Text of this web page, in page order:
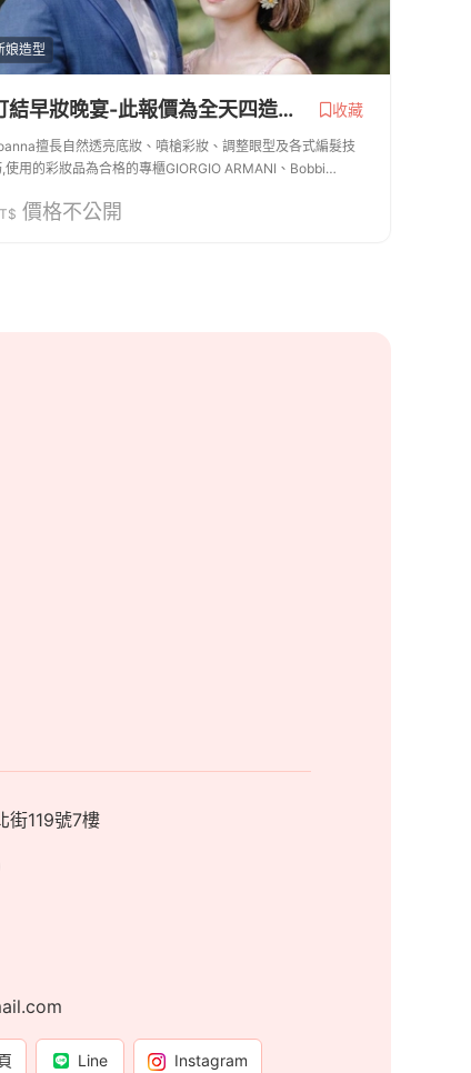
娘造型
訂結早妝晚宴-此報價為全天四造型 皆贈 新郎造型 安瓶一支 指甲油 非常歡迎試妝 收藏
擅長自然透亮底妝、噴槍彩妝、調整眼型及各式編髮技
使用的彩妝品為合格的專櫃GIORGIO ARMANI、Bobbi
Aucoin、BECCA 、mac、YSL... 採用的飾品都...
價格不公開
街119號7樓
Line Instagram